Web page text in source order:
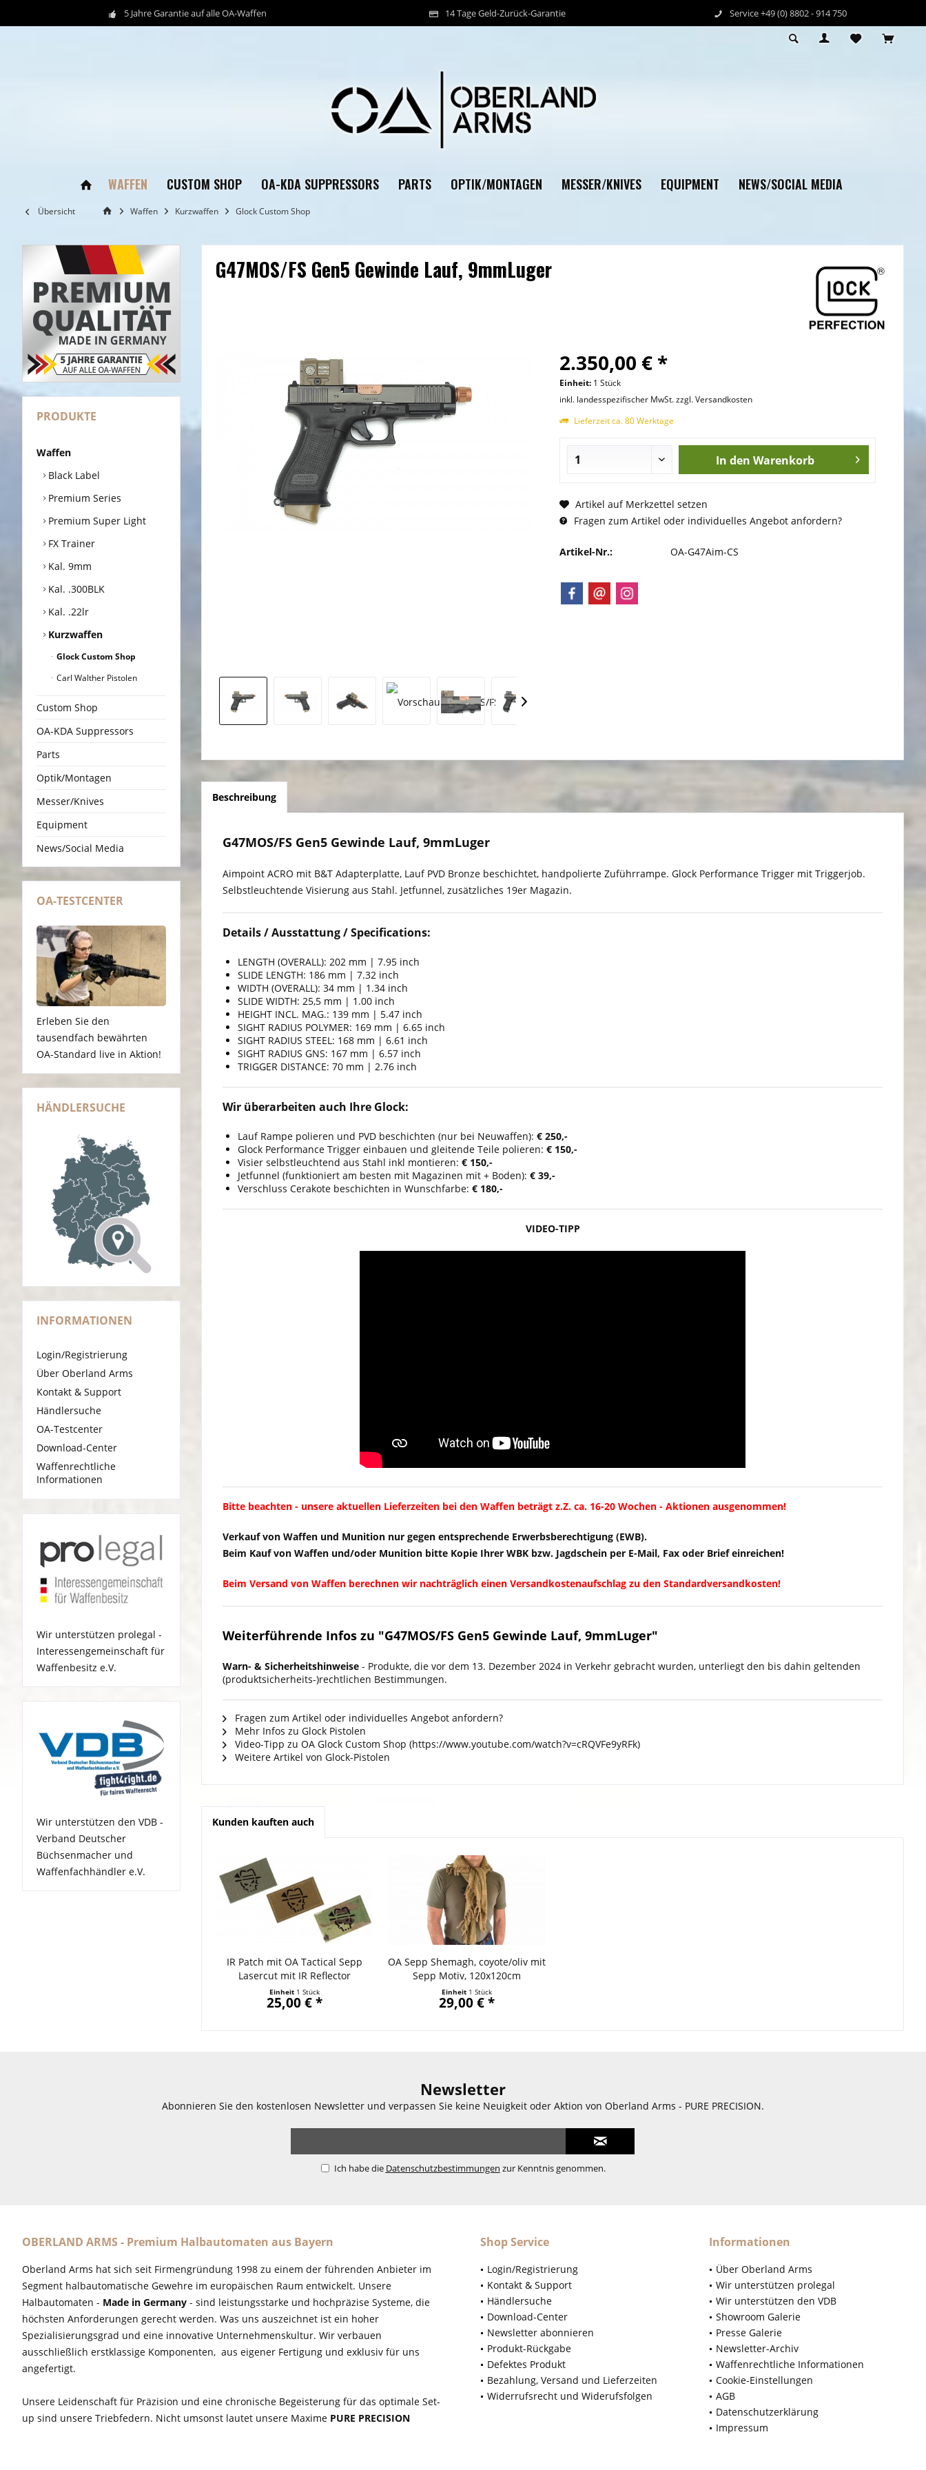
5 Jahre Garantie auf alle OA-Waffen 14 Tage Geld-Zurück-Garantie Service +49 (0) 8802 - 914 750
WAFFEN CUSTOM SHOP OA-KDA SUPPRESSORS PARTS OPTIK/MONTAGEN MESSER/KNIVES EQUIPMENT NEWS/SOCIAL MEDIA
Übersicht Waffen Kurzwaffen Glock Custom Shop
PRODUKTE
Waffen
Black Label
Premium Series
Premium Super Light
FX Trainer
Kal. 9mm
Kal. .300BLK
Kal. .22lr
Kurzwaffen
Glock Custom Shop
Carl Walther Pistolen
Custom Shop
OA-KDA Suppressors
Parts
Optik/Montagen
Messer/Knives
Equipment
News/Social Media
OA-TESTCENTER
Erleben Sie den
tausendfach bewährten
OA-Standard live in Aktion!
HÄNDLERSUCHE
INFORMATIONEN
Login/Registrierung
Über Oberland Arms
Kontakt & Support
Händlersuche
OA-Testcenter
Download-Center
Waffenrechtliche
Informationen
Wir unterstützen prolegal -
Interessengemeinschaft für
Waffenbesitz e.V.
Wir unterstützen den VDB -
Verband Deutscher
Büchsenmacher und
Waffenfachhändler e.V.
G47MOS/FS Gen5 Gewinde Lauf, 9mmLuger
2.350,00 € *
Einheit: 1 Stück
inkl. landesspezifischer MwSt. zzgl. Versandkosten
Lieferzeit ca. 80 Werktage
In den Warenkorb
Artikel auf Merkzettel setzen
Fragen zum Artikel oder individuelles Angebot anfordern?
Artikel-Nr.: OA-G47Aim-CS
Beschreibung
G47MOS/FS Gen5 Gewinde Lauf, 9mmLuger
Aimpoint ACRO mit B&T Adapterplatte, Lauf PVD Bronze beschichtet, handpolierte Zuführrampe. Glock Performance Trigger mit Triggerjob.
Selbstleuchtende Visierung aus Stahl. Jetfunnel, zusätzliches 19er Magazin.
Details / Ausstattung / Specifications:
LENGTH (OVERALL): 202 mm | 7.95 inch
SLIDE LENGTH: 186 mm | 7.32 inch
WIDTH (OVERALL): 34 mm | 1.34 inch
SLIDE WIDTH: 25,5 mm | 1.00 inch
HEIGHT INCL. MAG.: 139 mm | 5.47 inch
SIGHT RADIUS POLYMER: 169 mm | 6.65 inch
SIGHT RADIUS STEEL: 168 mm | 6.61 inch
SIGHT RADIUS GNS: 167 mm | 6.57 inch
TRIGGER DISTANCE: 70 mm | 2.76 inch
Wir überarbeiten auch Ihre Glock:
Lauf Rampe polieren und PVD beschichten (nur bei Neuwaffen): € 250,-
Glock Performance Trigger einbauen und gleitende Teile polieren: € 150,-
Visier selbstleuchtend aus Stahl inkl montieren: € 150,-
Jetfunnel (funktioniert am besten mit Magazinen mit + Boden): € 39,-
Verschluss Cerakote beschichten in Wunschfarbe: € 180,-
VIDEO-TIPP
Bitte beachten - unsere aktuellen Lieferzeiten bei den Waffen beträgt z.Z. ca. 16-20 Wochen - Aktionen ausgenommen!
Verkauf von Waffen und Munition nur gegen entsprechende Erwerbsberechtigung (EWB).
Beim Kauf von Waffen und/oder Munition bitte Kopie Ihrer WBK bzw. Jagdschein per E-Mail, Fax oder Brief einreichen!
Beim Versand von Waffen berechnen wir nachträglich einen Versandkostenaufschlag zu den Standardversandkosten!
Weiterführende Infos zu "G47MOS/FS Gen5 Gewinde Lauf, 9mmLuger"
Warn- & Sicherheitshinweise - Produkte, die vor dem 13. Dezember 2024 in Verkehr gebracht wurden, unterliegt den bis dahin geltenden
(produktsicherheits-)rechtlichen Bestimmungen.
Fragen zum Artikel oder individuelles Angebot anfordern?
Mehr Infos zu Glock Pistolen
Video-Tipp zu OA Glock Custom Shop (https://www.youtube.com/watch?v=cRQVFe9yRFk)
Weitere Artikel von Glock-Pistolen
Kunden kauften auch
IR Patch mit OA Tactical Sepp
Lasercut mit IR Reflector
hinterlegt, 3 Farben
Einheit 1 Stück
25,00 € *
OA Sepp Shemagh, coyote/oliv mit
Sepp Motiv, 120x120cm
Einheit 1 Stück
29,00 € *
Newsletter
Abonnieren Sie den kostenlosen Newsletter und verpassen Sie keine Neuigkeit oder Aktion von Oberland Arms - PURE PRECISION.
Ich habe die Datenschutzbestimmungen zur Kenntnis genommen.
OBERLAND ARMS - Premium Halbautomaten aus Bayern
Oberland Arms hat sich seit Firmengründung 1998 zu einem der führenden Anbieter im
Segment halbautomatische Gewehre im europäischen Raum entwickelt. Unsere
Halbautomaten - Made in Germany - sind leistungsstarke und hochpräzise Systeme, die
höchsten Anforderungen gerecht werden. Was uns auszeichnet ist ein hoher
Spezialisierungsgrad und eine innovative Unternehmenskultur. Wir verbauen
ausschließlich erstklassige Komponenten, aus eigener Fertigung und exklusiv für uns
angefertigt.
Unsere Leidenschaft für Präzision und eine chronische Begeisterung für das optimale Set-
up sind unsere Triebfedern. Nicht umsonst lautet unsere Maxime PURE PRECISION
Shop Service
Login/Registrierung
Kontakt & Support
Händlersuche
Download-Center
Newsletter abonnieren
Produkt-Rückgabe
Defektes Produkt
Bezahlung, Versand und Lieferzeiten
Widerrufsrecht und Widerufsfolgen
Informationen
Über Oberland Arms
Wir unterstützen prolegal
Wir unterstützen den VDB
Showroom Galerie
Presse Galerie
Newsletter-Archiv
Waffenrechtliche Informationen
Cookie-Einstellungen
AGB
Datenschutzerklärung
Impressum